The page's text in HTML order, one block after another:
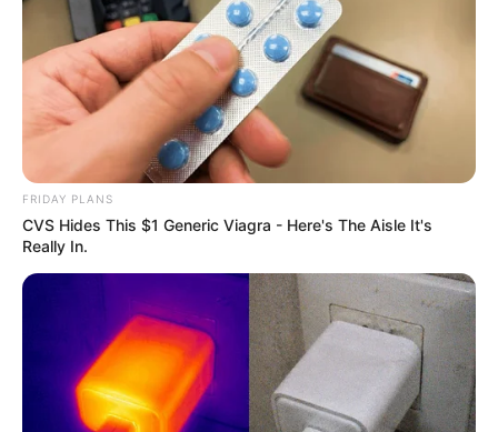
Arthrologist Begs To Stop Buying Knee Braces - Do
This Instead
FORGE BODY
FRIDAY PLANS
CVS Hides This $1 Generic Viagra - Here's The Aisle It's
Really In.